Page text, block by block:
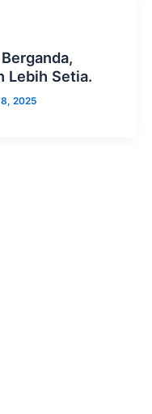
Lebih Setia.
2025